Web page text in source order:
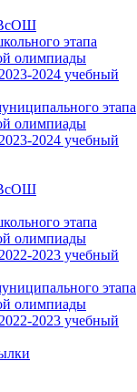
этапа
олимпиады
2024 учебный
этапа
олимпиады
2024 учебный
этапа
олимпиады
2023 учебный
этапа
олимпиады
2023 учебный